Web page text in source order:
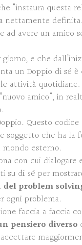
“instaura questa
nettamente
ad avere un amico
e che
un Doppio di sé è
attività quotidiane.
amico”, in
Questo
soggetto che ha la
esterno.
con cui dialogare
di sé per
problem
ogni problema.
faccia a faccia
pensiero diverso